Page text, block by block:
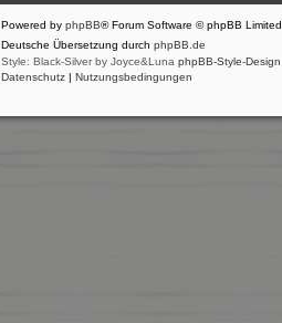
Powered by phpBB® Forum Software © phpBB Limited
Deutsche Übersetzung durch phpBB.de
Style: Black-Silver by Joyce&Luna phpBB-Style-Design
Datenschutz | Nutzungsbedingungen